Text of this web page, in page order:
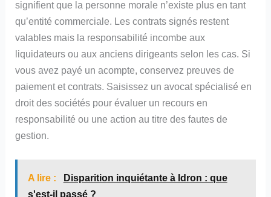
signifient que la personne morale n’existe plus en tant
qu’entité commerciale. Les contrats signés restent
valables mais la responsabilité incombe aux
liquidateurs ou aux anciens dirigeants selon les cas. Si
vous avez payé un acompte, conservez preuves de
paiement et contrats. Saisissez un avocat spécialisé en
droit des sociétés pour évaluer un recours en
responsabilité ou une action au titre des fautes de
gestion.
A lire :
Disparition inquiétante à Idron : que
s'est-il passé ?